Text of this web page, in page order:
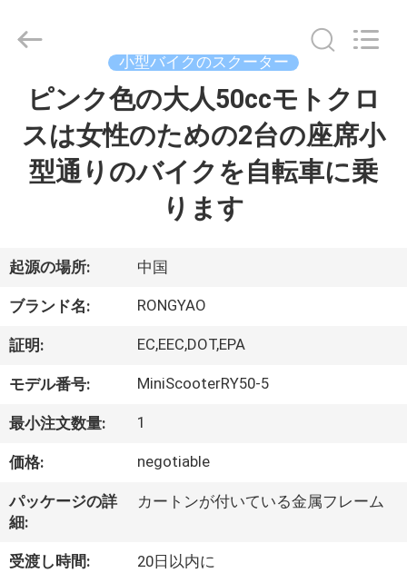
ク
ト
私
達
つ
い
て
Shanghai
Rongyao
Reserved.
小型バイクのスクーター
ピンク色の大人50ccモトクロ
スは女性のための2台の座席小
型通りのバイクを自転車に乗
ります
起源の場所: 中国
ブランド名: RONGYAO
証明: EC,EEC,DOT,EPA
モデル番号: MiniScooterRY50-5
最小注文数量: 1
価格: negotiable
パッケージの詳
細:
カートンが付いている金属フレーム
受渡し時間: 20日以内に